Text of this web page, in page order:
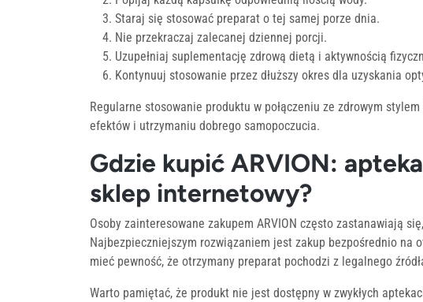
Staraj się stosować preparat o tej samej porze dnia.
Nie przekraczaj zalecanej dziennej porcji.
Uzupełniaj suplementację zdrową dietą i aktywnością
Kontynuuj stosowanie przez dłuższy okres dla uzyskania
Regularne stosowanie produktu w połączeniu ze zdrowym
efektów i utrzymaniu dobrego samopoczucia.
Gdzie kupić ARVION:
sklep internetowy?
Osoby zainteresowane zakupem ARVION często zastanawiają
Najbezpieczniejszym rozwiązaniem jest zakup bezpośrednio na
mieć pewność, że otrzymany preparat pochodzi z legalnego
Warto pamiętać, że produkt nie jest dostępny w zwykłych